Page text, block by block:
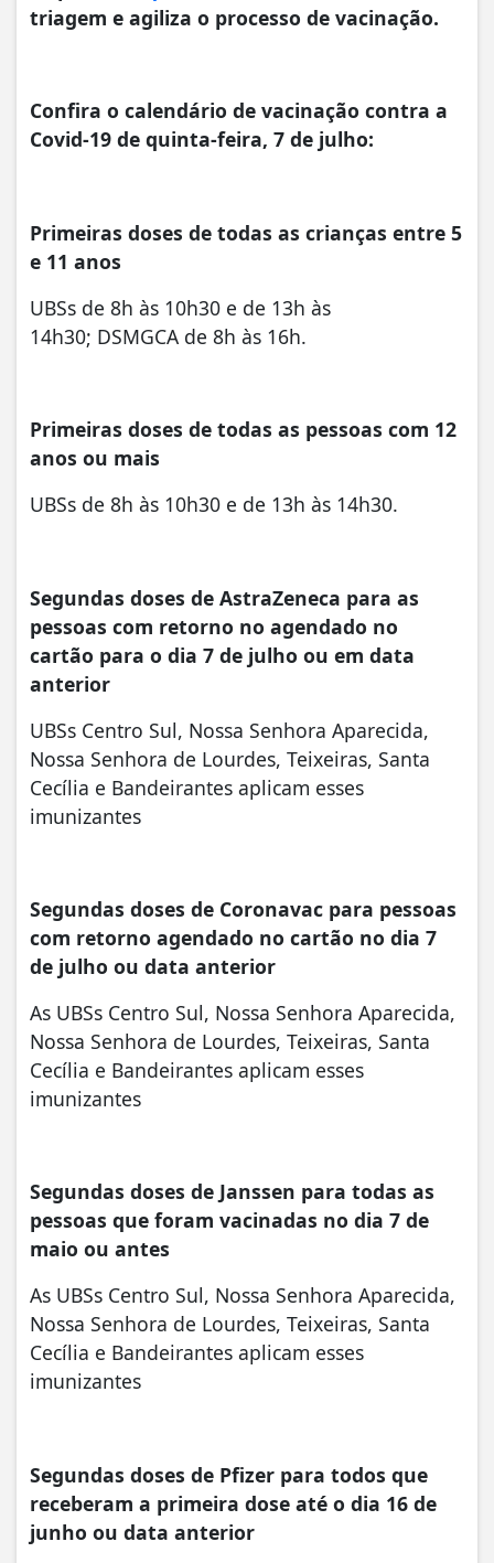
triagem e agiliza o processo de vacinação.
Confira o calendário de vacinação contra a
Covid-19 de quinta-feira, 7 de julho:
Primeiras doses de todas as crianças entre 5
e 11 anos
UBSs de 8h às 10h30 e de 13h às
14h30; DSMGCA de 8h às 16h.
Primeiras doses de todas as pessoas com 12
anos ou mais
UBSs de 8h às 10h30 e de 13h às 14h30.
Segundas doses de AstraZeneca para as
pessoas com retorno no agendado no
cartão para o dia 7 de julho ou em data
anterior
UBSs Centro Sul, Nossa Senhora Aparecida,
Nossa Senhora de Lourdes, Teixeiras, Santa
Cecília e Bandeirantes aplicam esses
imunizantes
Segundas doses de Coronavac para pessoas
com retorno agendado no cartão no dia 7
de julho ou data anterior
As UBSs Centro Sul, Nossa Senhora Aparecida,
Nossa Senhora de Lourdes, Teixeiras, Santa
Cecília e Bandeirantes aplicam esses
imunizantes
Segundas doses de Janssen para todas as
pessoas que foram vacinadas no dia 7 de
maio ou antes
As UBSs Centro Sul, Nossa Senhora Aparecida,
Nossa Senhora de Lourdes, Teixeiras, Santa
Cecília e Bandeirantes aplicam esses
imunizantes
Segundas doses de Pfizer para todos que
receberam a primeira dose até o dia 16 de
junho ou data anterior